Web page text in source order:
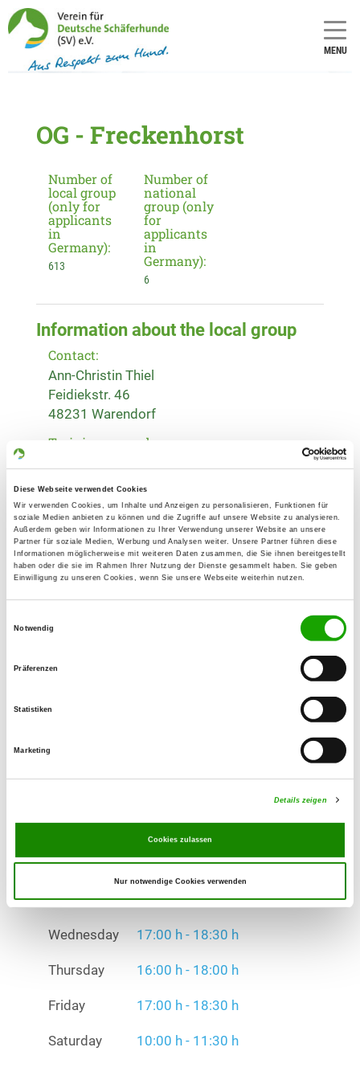
Diese Webseite verwendet Cookies
Wir verwenden Cookies, um Inhalte und Anzeigen zu personalisieren, Funktionen für
soziale Medien anbieten zu können und die Zugriffe auf unsere Website zu analysieren.
Außerdem geben wir Informationen zu Ihrer Verwendung unserer Website an unsere
Partner für soziale Medien, Werbung und Analysen weiter. Unsere Partner führen diese
Informationen möglicherweise mit weiteren Daten zusammen, die Sie ihnen bereitgestellt
haben oder die sie im Rahmen Ihrer Nutzung der Dienste gesammelt haben. Sie geben
Einwilligung zu unseren Cookies, wenn Sie unsere Webseite weiterhin nutzen.
Notwendig
Präferenzen
Statistiken
Marketing
Details zeigen
Cookies zulassen
Nur notwendige Cookies verwenden
MENU
OG - Freckenhorst
Number of
local group
(only for
applicants
in
Germany):
613
Number of
national
group (only
for
applicants
in
Germany):
6
Information about the local group
Contact:
Ann-Christin Thiel
Feidiekstr. 46
48231 Warendorf
Training ground:
48231 Warendorf
Handy:
017639909907
E-Mail:
info@sv-og-freckenhorst.de
www.sv-og-freckenhorst.de/
Tuesday
Thursday 16:00 h - 18:00 h
10:00 h - 11:30 h
Exercise times in winter:
Tuesday 16:00 h - 18:00 h
Wednesday 17:00 h - 18:30 h
Thursday 16:00 h - 18:00 h
Friday 17:00 h - 18:30 h
Saturday 10:00 h - 11:30 h